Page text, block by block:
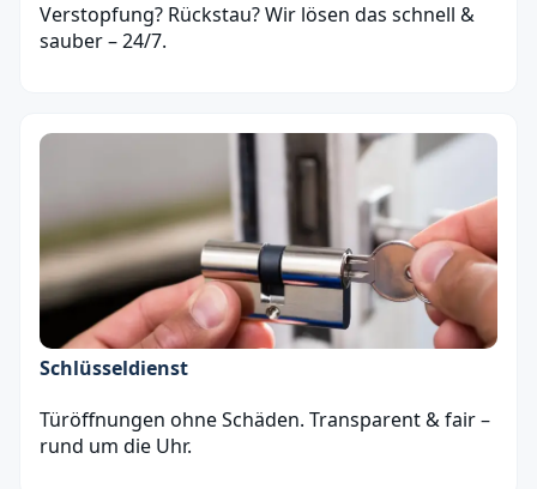
Verstopfung? Rückstau? Wir lösen das schnell &
sauber – 24/7.
Schlüsseldienst
Türöffnungen ohne Schäden. Transparent & fair –
rund um die Uhr.